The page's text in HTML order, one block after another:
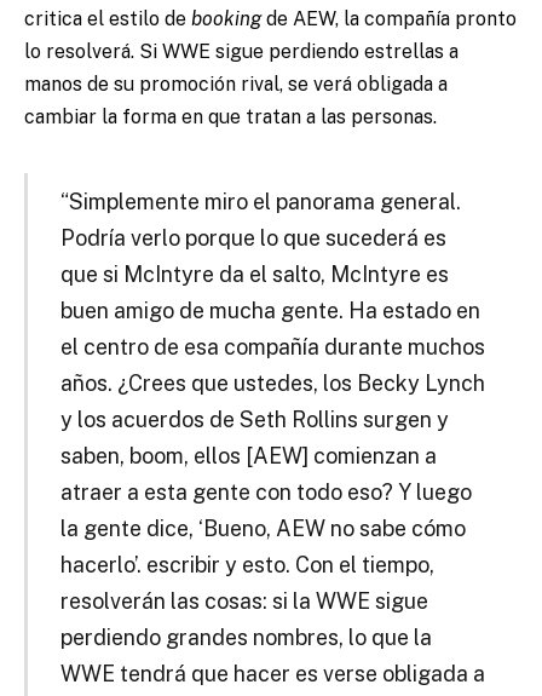
critica el estilo de bookingde AEW, la compañía pronto
lo resolverá. Si WWE sigue perdiendo estrellas a
manos de su promoción rival, se verá obligada a
cambiar la forma en que tratan a las personas.
“Simplemente miro el panorama general.
Podría verlo porque lo que sucederá es
que si McIntyre da el salto, McIntyre es
buen amigo de mucha gente. Ha estado en
el centro de esa compañía durante muchos
años. ¿Crees que ustedes, los Becky Lynch
y los acuerdos de Seth Rollins surgen y
saben, boom, ellos [AEW] comienzan a
atraer a esta gente con todo eso? Y luego
la gente dice, ‘Bueno, AEW no sabe cómo
hacerlo’. escribir y esto. Con el tiempo,
resolverán las cosas: si la WWE sigue
perdiendo grandes nombres, lo que la
WWE tendrá que hacer es verse obligada a